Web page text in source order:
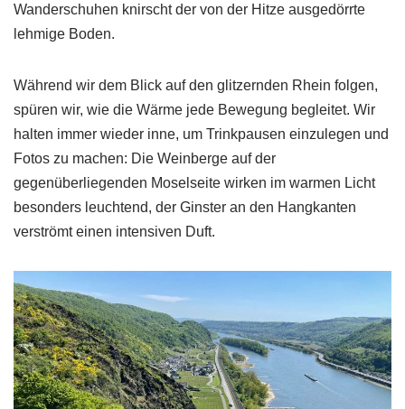
Wanderschuhen knirscht der von der Hitze ausgedörrte
lehmige Boden.
Während wir dem Blick auf den glitzernden Rhein folgen,
spüren wir, wie die Wärme jede Bewegung begleitet. Wir
halten immer wieder inne, um Trinkpausen einzulegen und
Fotos zu machen: Die Weinberge auf der
gegenüberliegenden Moselseite wirken im warmen Licht
besonders leuchtend, der Ginster an den Hangkanten
verströmt einen intensiven Duft.